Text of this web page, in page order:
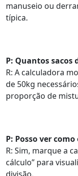
manuseio ou
típica.
P: Quantos sacos
R: A calculadora
de 50kg
proporção de
P: Posso ver
R: Sim, marque a
cálculo” para